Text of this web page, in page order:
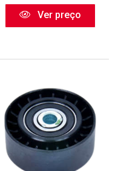
Ver preço